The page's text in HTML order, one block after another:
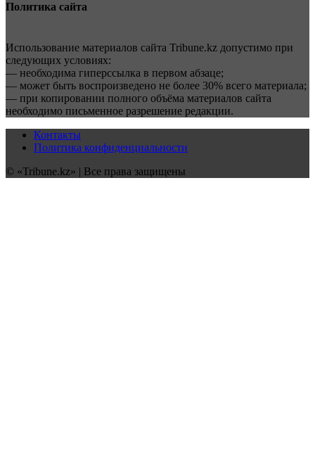
Политика сайта
Использование материалов сайта Tribune.kz допустимо при
следующих условиях:
— необходима гиперссылка в первом абзаце;
— может быть воспроизведено не более 30% всего материала;
— при копировании полного объёма материалов сайта
необходимо письменное разрешение редакции.
Контакты
Политика конфиденциальности
© «Tribune.kz» | Все права защищены